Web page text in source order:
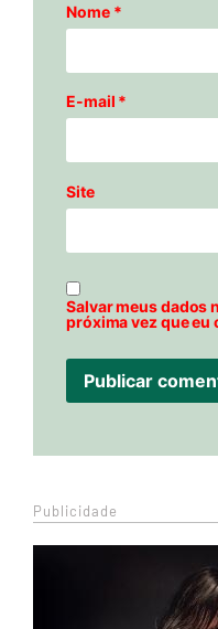
Nome *
E-mail *
Site
Salvar meus dados
próxima vez que eu
Publicidade